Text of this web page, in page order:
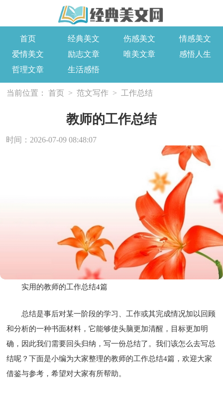
首页 经典美文 伤感美文
情感美文
爱情美文
励志文章 唯美文章
感悟人生
哲理文章
生活感悟
当前位置： 首页 > 范文写作 > 工作总结
教师的工作总结
时间：2026-07-09 08:48:07
实用的教师的工作总结4篇
总结是事后对某一阶段的学习、工作或其完成情况加以回顾
和分析的一种书面材料，它能够使头脑更加清醒，目标更加明
确，因此我们需要回头归纳，写一份总结了。我们该怎么去写总
结呢？下面是小编为大家整理的教师的工作总结4篇，欢迎大家
借鉴与参考，希望对大家有所帮助。